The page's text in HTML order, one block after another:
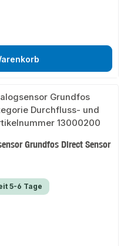
Grundfos Direct Sensor
5-6 Tage